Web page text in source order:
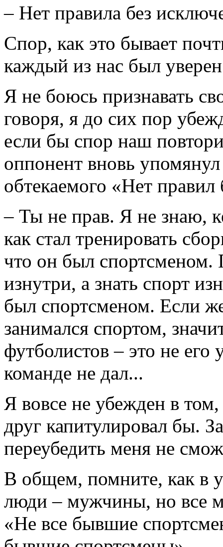
– Нет правила без
Спор, как это бывает
каждый из нас был
Я не боюсь признавать
говоря, я до сих пор
если бы спор наш
оппонент вновь
обтекаемого «Нет
– Ты не прав. Я не знаю,
как стал тренировать
что он был спортсменом.
изнутри, а знать спорт
был спортсменом. Если
занимался спортом,
футболистов – это не его
команде не дал...
Я вовсе не убежден в
друг капитулировал бы.
переубедить меня не
В общем, помните, как в
люди – мужчины, но все
«Не все бывшие